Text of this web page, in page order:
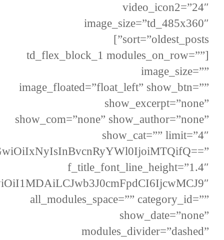
video_icon2=”24″
image_size=”td_485x360″
sort=”oldest_posts”]
[td_flex_block_1 modules_on_row=””
image_size=””
image_floated=”float_left” show_btn=””
show_excerpt=”none”
show_com=”none” show_author=”none”
show_cat=”” limit=”4″
f_title_font_line_height=”1.4″
all_modules_space=”” category_id=””
show_date=”none”
modules_divider=”dashed”